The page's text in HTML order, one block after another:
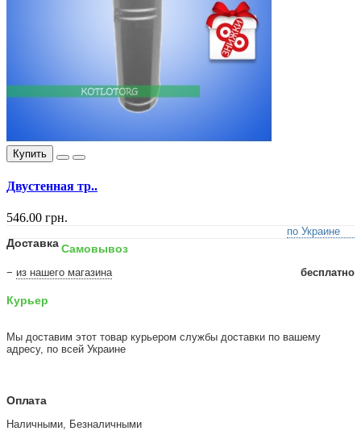
Купить
Двустенная тр..
546.00 грн.
Доставка
по Украине
Самовывоз
− из нашего магазина бесплатно
Курьер
Мы доставим этот товар курьером службы доставки по вашему
адресу, по всей Украине
Оплата
Наличными, Безналичными